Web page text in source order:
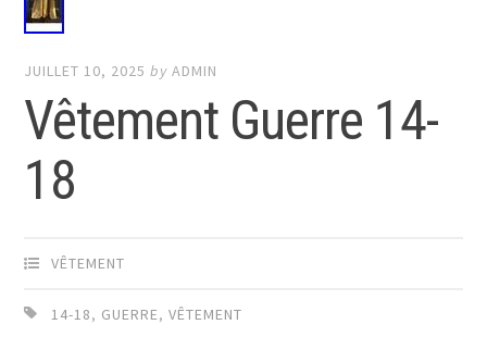
JUILLET 10, 2025 byADMIN
Vêtement Guerre 14-
18
VÊTEMENT
14-18, GUERRE,VÊTEMENT